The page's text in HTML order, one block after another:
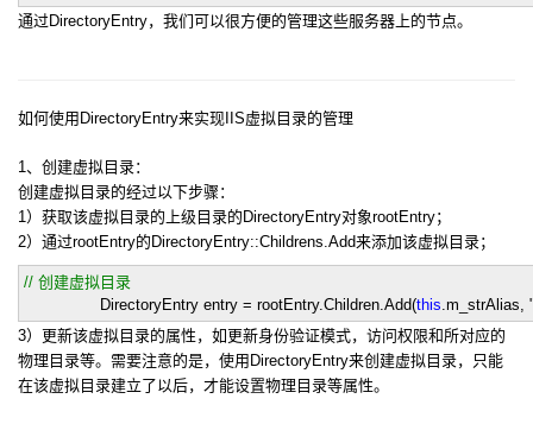
通过DirectoryEntry，我们可以很方便的管理这些服务器上的节点。
如何使用DirectoryEntry来实现IIS虚拟目录的管理
1、创建虚拟目录：
创建虚拟目录的经过以下步骤：
1）获取该虚拟目录的上级目录的DirectoryEntry对象rootEntry；
2）通过rootEntry的DirectoryEntry::Childrens.Add来添加该虚拟目录；
// 创建虚拟目录
DirectoryEntry entry = rootEntry.Children.Add(this.m_strAlias,
3）更新该虚拟目录的属性，如更新身份验证模式，访问权限和所对应的
物理目录等。需要注意的是，使用DirectoryEntry来创建虚拟目录，只能
在该虚拟目录建立了以后，才能设置物理目录等属性。